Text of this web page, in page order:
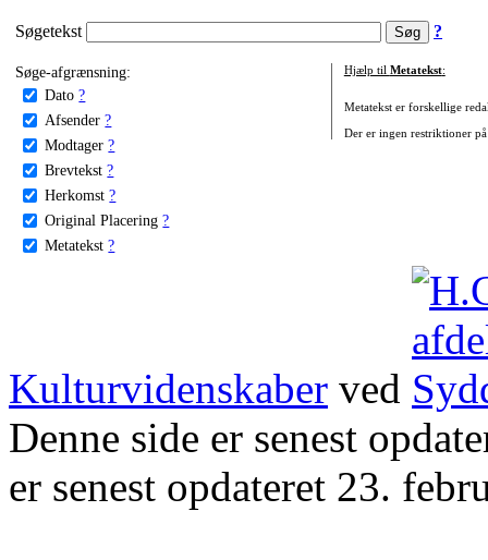
Søgetekst ?
Søge-afgrænsning:
Dato ?
Afsender ?
Modtager ?
Brevtekst ?
Herkomst ?
Original Placering ?
Metatekst ?
Hjælp til Metatekst:
Metatekst er forskellige
Der er ingen restriktioner
Kulturvidenskaber ved
Denne side er senest
er senest opdateret 23.